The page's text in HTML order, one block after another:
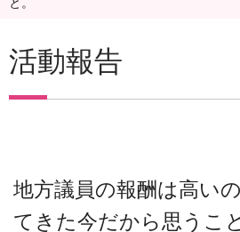
と。
活動報告
地方議員の報酬は高い
てきた今だから思うこと